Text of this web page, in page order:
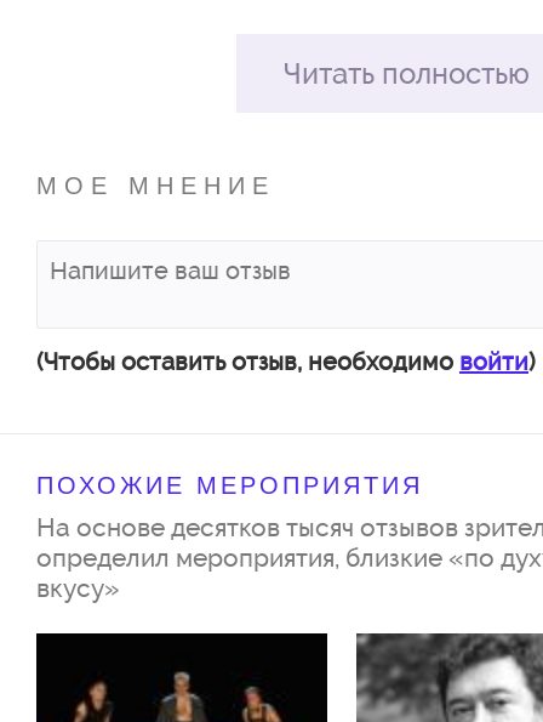
Назим Искендеров
Илья Косов
Дмитрий Разваров
Павел Фурсов
Илья Шумилов
Иван Поздняков-Андреев - в
Поркарь Константин - в
Сергей Павлов - в роли
Читать полностью
МОЕ МНЕНИЕ
(Чтобы оставить отзыв, необходимо войти)
ПОХОЖИЕ МЕРОПРИЯТИЯ
На основе десятков тысяч отзывов
определил мероприятия, близкие «по
вкусу»